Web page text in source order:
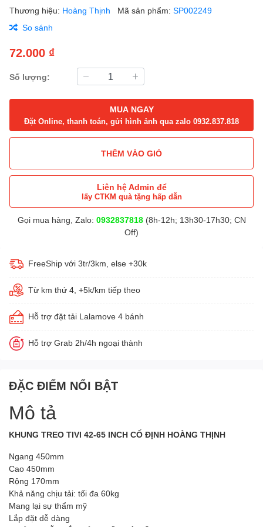
Thương hiệu: Hoàng Thịnh Mã sản phẩm: SP002249
So sánh
72.000 ₫
Số lượng:
MUA NGAY
Đặt Online, thanh toán, gửi hình ảnh qua zalo 0932.837.818
THÊM VÀO GIỎ
Liên hệ Admin để
lấy CTKM quà tặng hấp dẫn
Gọi mua hàng, Zalo: 0932837818(8h-12h; 13h30-17h30; CN
Off)
FreeShip với 3tr/3km, else +30k
Từ km thứ 4, +5k/km tiếp theo
Hỗ trợ đặt tải Lalamove 4 bánh
Hỗ trợ Grab 2h/4h ngoại thành
ĐẶC ĐIỂM NỔI BẬT
Mô tả
KHUNG TREO TIVI 42-65 INCH CỐ ĐỊNH HOÀNG THỊNH
Ngang 450mm
Cao 450mm
Rộng 170mm
Khả năng chịu tải: tối đa 60kg
Mang lại sự thẩm mỹ
Lắp đặt dễ dàng